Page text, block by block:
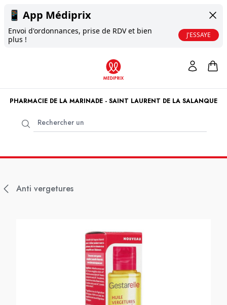
📱 App Médiprix
Envoi d'ordonnances, prise de RDV et bien
plus !
J'ESSAYE
PHARMACIE DE LA MARINADE - SAINT LAURENT DE LA SALANQUE
Anti vergetures